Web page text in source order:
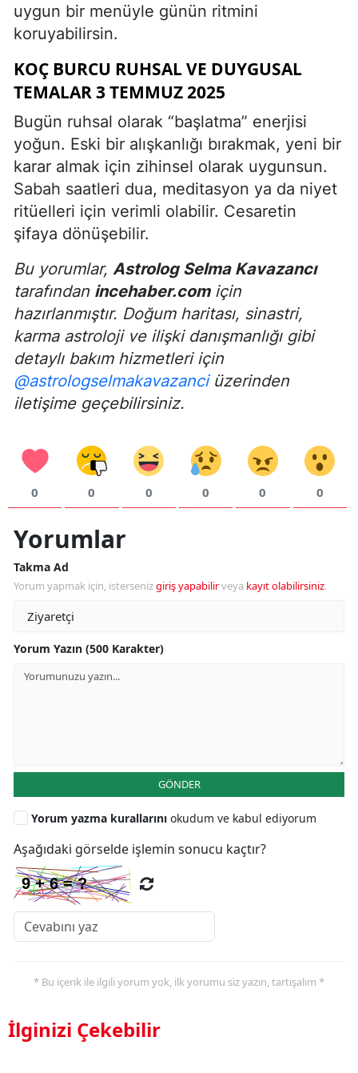
uygun bir menüyle günün ritmini
koruyabilirsin.
KOÇ BURCU RUHSAL VE DUYGUSAL
TEMALAR 3 TEMMUZ 2025
Bugün ruhsal olarak “başlatma” enerjisi
yoğun. Eski bir alışkanlığı bırakmak, yeni bir
karar almak için zihinsel olarak uygunsun.
Sabah saatleri dua, meditasyon ya da niyet
ritüelleri için verimli olabilir. Cesaretin
şifaya dönüşebilir.
Bu yorumlar, Astrolog Selma Kavazancı
tarafından incehaber.comiçin
hazırlanmıştır. Doğum haritası, sinastri,
karma astroloji ve ilişki danışmanlığı gibi
detaylı bakım hizmetleri için
@astrologselmakavazanciüzerinden
iletişime geçebilirsiniz.
0 0 0 0 0 0
Yorumlar
Takma Ad
Yorum yapmak için, istersenizgiriş yapabilirveya kayıt olabilirsiniz.
Yorum Yazın (500 Karakter)
GÖNDER
Yorum yazma kurallarını okudum ve kabul ediyorum
Aşağıdaki görselde işlemin sonucu kaçtır?
* Bu içerik ile ilgili yorum yok, ilk yorumu siz yazın, tartışalım *
İlginizi Çekebilir